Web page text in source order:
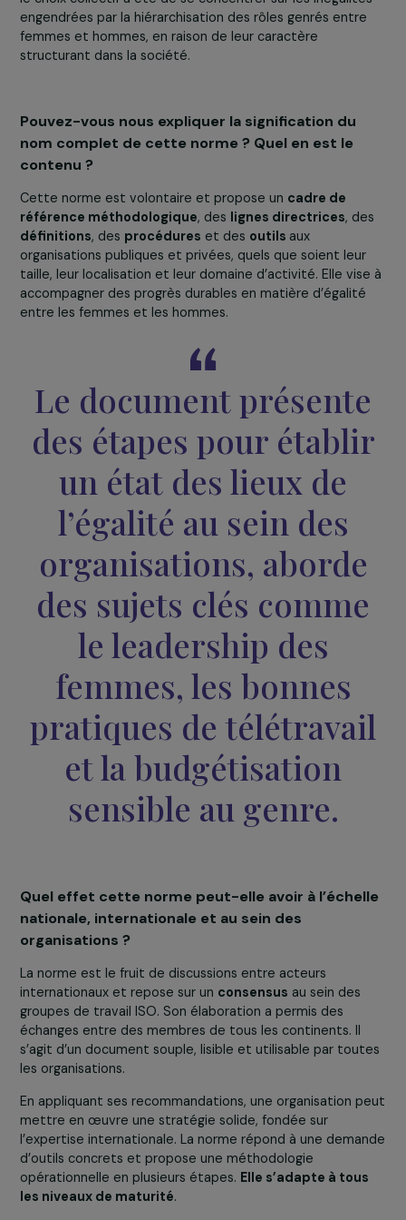
grande variété d’organisations, dans des contextes
internationaux variés et évolutifs.
en œuvre de l’égalité entre les femmes et les
et à l’empouvoirement des femmes » . Les auteurs
reconnaissent l’existence d’autres identités de genre,
engendrées par la hiérarchisation des rôles genrés
femmes et hommes, en raison de leur caractère
structurant dans la société.
Pouvez-vous nous expliquer la signification du
Cette norme est volontaire et propose uncadre de
référence méthodologique
, des lignes directrices
définitions, desprocédureset des outils aux
organisations publiques et privées, quels que soient leur
taille, leur localisation et leur domaine d’activité. Elle
accompagner des progrès durables en matière d’égalité
entre les femmes et les hommes.
Le document
des étapes pour
un état des lieux de
l’égalité au sein des
organisations,
le leadership des
femmes, les bonnes
pratiques de
et la budgétisation
sensible au genre.
Quel effet cette norme peut-elle avoir à
nationale, internationale et au sein des